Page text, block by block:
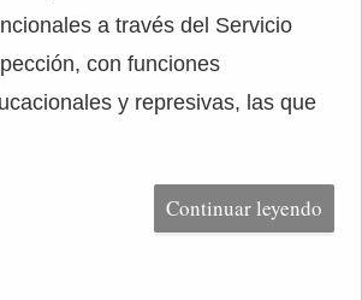
a través del Servicio
con funciones
y represivas, las que
Continuar leyendo